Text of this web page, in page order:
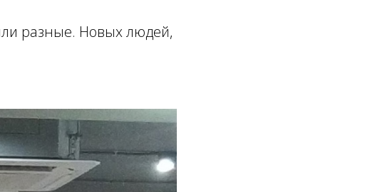
разные. Новых людей,